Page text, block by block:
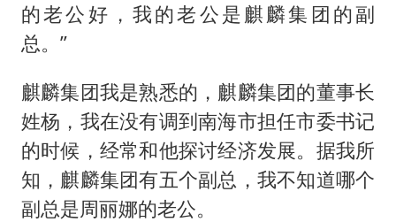
的老公好，我的老公是麒麟集团的副
总。”
麒麟集团我是熟悉的，麒麟集团的董事长
姓杨，我在没有调到南海市担任市委书记
的时候，经常和他探讨经济发展。据我所
知，麒麟集团有五个副总，我不知道哪个
副总是周丽娜的老公。